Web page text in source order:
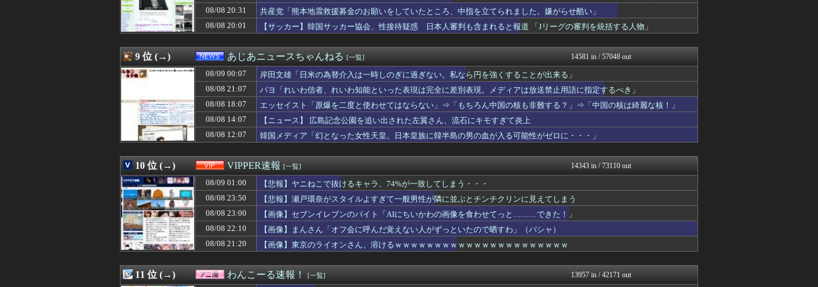
08/09 00:23
野田昇吾、初の準優進出目前も「一回希望」で賞典除外
やみ速@なんJ西武まとめ
08/09 00:20
韓国調査船が竹島周辺の日本EEZ内で調査か、ワイヤのようなもの海中に投入…外務...
軍事・ミリタリー速報☆彡
08/09 00:20
韓国で船積みの精製油3万トンがロシア行き…異例の取引 ロイター報道
キムチ速報
08/09 00:19
【動画】金髪JKのプリケツ、レベチｗｗｗ
じわ速 芸能ニュースまとめ
08/09 00:19
岡本姫奈ちゃん、いろんな国を回ってたｗ【乃木坂46】
坂道情報通～乃木坂46まと...
08/09 00:18
【衝撃】ケニアのスイカ、あまりにも薄過ぎるｗｗｗｗｗ
NEWSぽけまとめーる
【悲報】「トリコ」新作グッズ、小松の顔が別人すぎて炎上ｗｗｗｗｗｗｗｗｗｗｗ
なんJ PRIDE
【動画】外国の水球選手、お尻丸出しでも気にしない
アナ速‐女子アナ画像速報
08/09 00:15
真夏のピークが去ったわね
育児板拾い読み
08/09 00:14
【画像】バスト100cmの新人グラドル、衝撃の限界露出wwwwwww三園響子、...
08/09 00:13
【S6】女性セブンにイケメン棋士が6名登場⁉
将棋まとめた@２ｃｈ
08/09 00:13
日本人､｢外国人受け入れ反対｣が大幅増加 若い世代で増加幅が大きく｢日本社会に...
理想ちゃんねる
08/09 00:12
【驚愕】元K1王者の久保優太、『電撃発表』キタァアアアアアーーーーーー！！
NEWSまとめもりー｜2c...
08/09 00:12
大食いインフルエンサーさん、アンチから理不尽な要求をされる
ゴールデンタイムズ
08/09 00:12
【ヤフーニュース】AKB48、新曲MVが800万回突破で破竹の勢い「いい波が来...
08/09 00:11
【悲報】女球審、高校球児にキレられてしまうwwwwwwwwwwwwwwwwww
フィルダースチョイス
08/09 00:11
【画像】加工なしのローカル地下アイドル、流石に厳しいwwwwww
mashlife通信
08/09 00:10
【画像】セクシー女優・涼森れむ、パンティ脱ぎかけのナマ乳がHすぎる
まとめ芸能＠美女画像まとめ...
08/09 00:10
【画像】ソープ嬢「私ほんのちょっと墨入ってるけど、気にしないでね❤」ﾊﾟｼｬ
08/09 00:10
【悲報】ヒナタ、サクラ、織姫、ナルトの嫁候補たちがビチャビチャの論争ｗｗｗｗ
GOSSIP速報
08/09 00:10
【東大調査】一部のSNSだけではなく日本国民全体が思っていた「外国人受け入れ反...
おーるじゃんる
08/09 00:09
【朗報】SES10年目で年収400万円のワイ、転職するか迷う
ぶる速-VIP
08/09 00:09
【悲報】ワイのスニーカー、パンティーを履いた靴とか馬鹿にされる
コノユビニュース｜みんなの...
性
08/08 20:31
共産党「熊本地震救援募金のお願いをしていたところ、中指を立てられました。嫌がらせ酷い」
08/08 20:01
【サッカー】韓国サッカー協会、性接待疑惑 日本人審判も含まれると報道 「Jリーグの審判を統括する人物」
9 位 (→) あじあニュースちゃんねる [一覧] 14581 in / 57048 out
08/09 00:07
岸田文雄「日米の為替介入は一時しのぎに過ぎない。私なら円を強くすることが出来る」
08/08 21:07
パヨ「れいわ信者、れいわ知能といった表現は完全に差別表現。メディアは放送禁止用語に指定するべき」
08/08 18:07
エッセイスト「原爆を二度と使わせてはならない」⇒「もちろん中国の核も非難する？」⇒「中国の核は綺麗な核！」
08/08 14:07
【ニュース】 広島記念公園を追い出された左翼さん、流石にキモすぎて炎上
08/08 12:07
韓国メディア「幻となった女性天皇。日本皇族に韓半島の男の血が入る可能性がゼロに・・・」
10 位 (→) VIPPER速報 [一覧] 14343 in / 73110 out
08/09 01:00
【悲報】ヤニねこで抜けるキャラ、74%が一致してしまう・・・
08/08 23:50
【悲報】瀬戸環奈がスタイルよすぎて一般男性が隣に並ぶとチンチクリンに見えてしまう
08/08 23:00
【画像】セブンイレブンのバイト「AIにちいかわの画像を食わせてっと………できた！」
08/08 22:10
【画像】まんさん「オフ会に呼んだ覚えない人がずっといたので晒すわ」（パシャ）
08/08 21:20
【画像】東京のライオンさん、溶けるｗｗｗｗｗｗｗｗｗｗｗｗｗｗｗｗｗｗｗｗｗｗ
11 位 (→) わんこーる速報！ [一覧] 13957 in / 42171 out